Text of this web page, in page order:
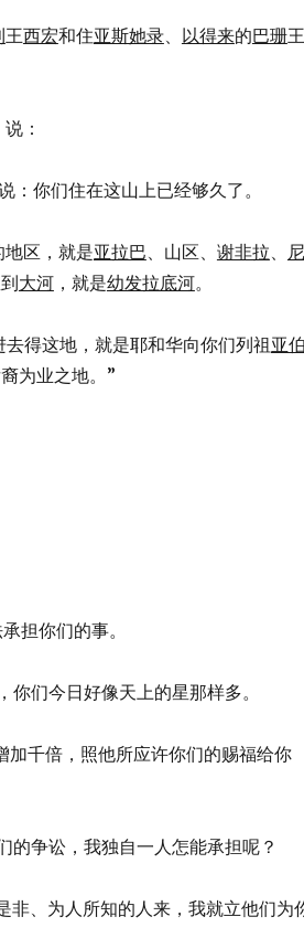
王西宏和住亚斯她录、 以得来的巴珊王
：
：你们住在这山上已经够久了。
地区，就是亚拉巴、山区、 谢非拉、
尼
大河，就是幼发拉底河。
得这地，就是耶和华向你们列祖亚伯
为业之地。”
担你们的事。
们今日好像天上的星那样多。
加千倍，照他所应许你们的赐福给你
的争讼，我独自一人怎能承担呢？
非、为人所知的人来，我就立他们为